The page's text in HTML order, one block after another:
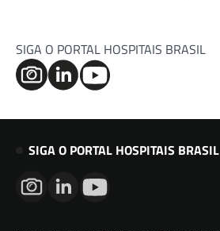
SIGA O PORTAL HOSPITAIS BRASIL
SIGA O PORTAL HOSPITAIS BRASIL